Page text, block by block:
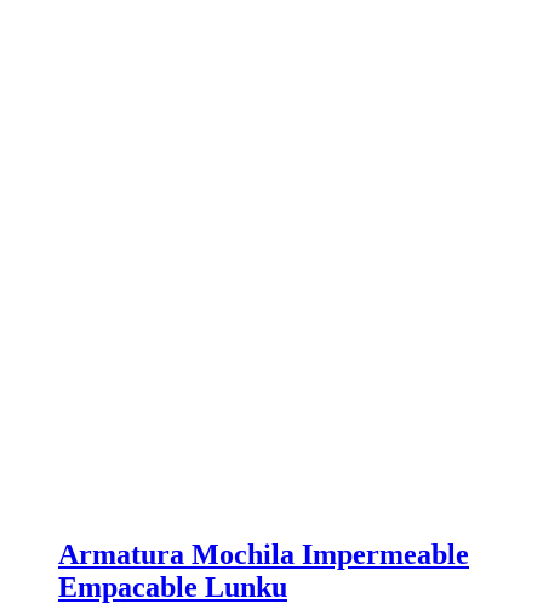
Armatura Mochila Impermeable
Empacable Lunku